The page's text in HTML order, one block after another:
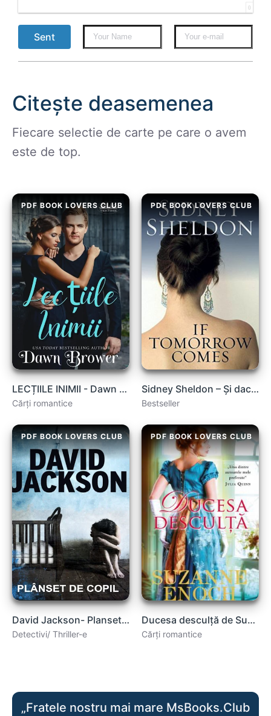
0
Sent
Citește deasemenea
Fiecare selectie de carte pe care o avem
este de top.
PDF BOOK LOVERS CLUB
LECȚIILE INIMII - Dawn Brower
Cărți romantice
PDF BOOK LOVERS CLUB
Sidney Sheldon – Şi dacă mâine va venii carte .PDF
Bestseller
PDF BOOK LOVERS CLUB
David Jackson- Planset de copil .PDF
Detectivi/ Thriller-e
PDF BOOK LOVERS CLUB
Ducesa desculță de Suzanne Enoch citește cărți romantice .pdf
Cărți romantice
„Fratele nostru mai mare MsBooks.Club